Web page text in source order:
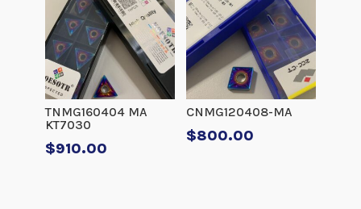
TNMG160404 MA
KT7030
$910.00
CNMG120408-MA
$800.00